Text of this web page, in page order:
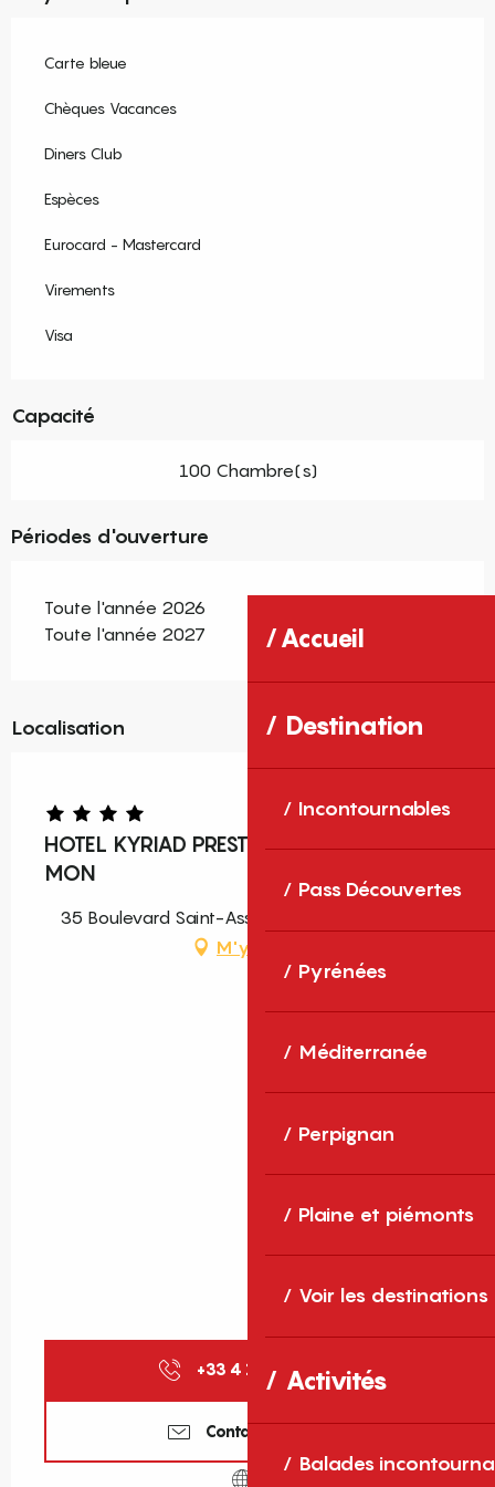
Accueil
Destination
Incontournables
Pass Découvertes
Pyrénées
Méditerranée
Perpignan
Plaine et piémonts
Voir les destinations
Activités
Balades
Carte bleue
Chèques Vacances
Diners Club
Espèces
Eurocard - Mastercard
Virements
Visa
Capacité
100 Chambre(s)
Périodes d'ouverture
Toute l'année 2026
Toute l'année 2027
Localisation
HOTEL KYRIAD PRESTIGE CENTRE DEL
MON
35 Boulevard Saint-Assiscle, 66000 Perpignan
M'y rendre
+33 4 11 64 71 ▒▒
Contactez-nous